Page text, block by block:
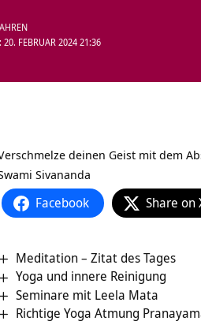
20. FEBRUAR 2024 21:36
deinen Geist mit dem
Sivananda
Facebook Share on
Meditation – Zitat des Tages
Yoga und innere Reinigung
Seminare mit Leela Mata
Richtige Yoga Atmung